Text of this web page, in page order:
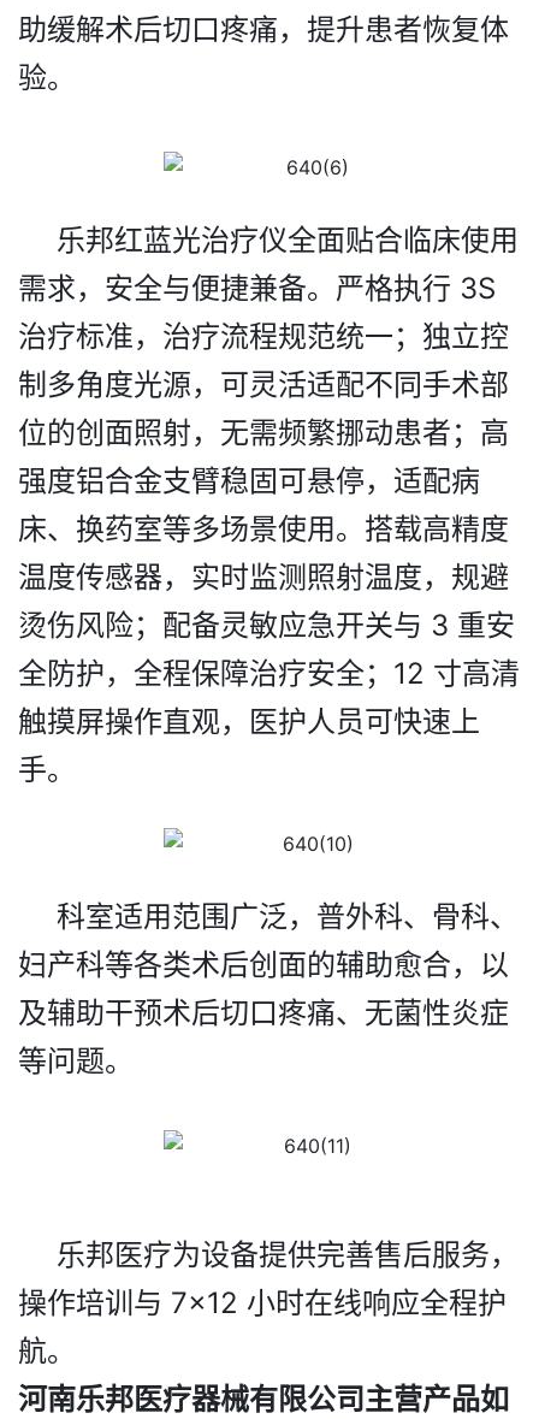
助缓解术后切口疼痛，提升患者恢复体
验。
乐邦红蓝光治疗仪全面贴合临床使用
需求，安全与便捷兼备。严格执行 3S
治疗标准，治疗流程规范统一；独立控
制多角度光源，可灵活适配不同手术部
位的创面照射，无需频繁挪动患者；高
强度铝合金支臂稳固可悬停，适配病
床、换药室等多场景使用。搭载高精度
温度传感器，实时监测照射温度，规避
烫伤风险；配备灵敏应急开关与 3 重安
全防护，全程保障治疗安全；12 寸高清
触摸屏操作直观，医护人员可快速上
手。
科室适用范围广泛， 普外科、骨科、
妇产科等各类术后创面的辅助愈合， 以
及辅助干预术后切口疼痛、无菌性炎症
等问题。
乐邦医疗为设备提供完善售后服务，
操作培训与 7×12 小时在线响应全程护
航。
河南乐邦医疗器械有限公司主营产品如